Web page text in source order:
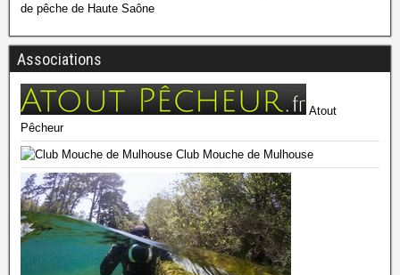
de pêche de Haute Saône
Associations
Atout
Pêcheur
Club Mouche de Mulhouse